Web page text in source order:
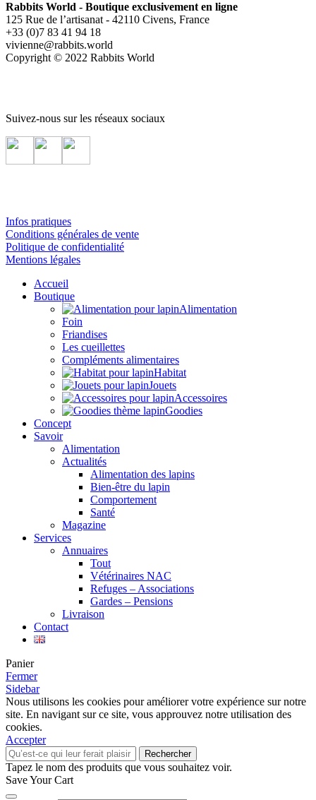
Rabbits World - Boutique exclusivement en ligne
125 Rue de l’artisanat - 42110 Civens, France
+33 (0)7 83 41 94 18
vivienne@rabbits.world
Copyright © 2022 Rabbits World
Suivez-nous sur les réseaux sociaux
Infos pratiques
Conditions générales de vente
Politique de confidentialité
Mentions légales
Accueil
Boutique
Alimentation
Foin
Friandises
Les cueillettes
Compléments alimentaires
Habitat
Jouets
Accessoires
Goodies
Concept
Savoir
Alimentation
Actualités
Alimentation des lapins
Bien-être du lapin
Comportement
Santé
Magazine
Services
Annuaires
Tout
Vétérinaires NAC
Refuges – Associations
Gardes – Pensions
Livraison
Contact
Panier
Fermer
Sidebar
Nous utilisons les cookies pour améliorer votre expérience sur notre
site. En navigant sur ce site, vous approuvez notre utilisation des
cookies.
Accepter
Rechercher
Tapez le nom des produits que vous souhaitez voir.
Save Your Cart